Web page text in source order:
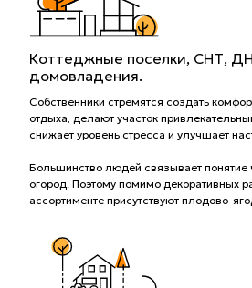
Коттеджные поселки, СНТ,
домовладения.
Собственники стремятся создать
отдыха, делают участок
снижает уровень стресса и улучшает
Большинство людей связывает понятие
огород. Поэтому помимо декоративных
ассортименте присутствуют плодово-